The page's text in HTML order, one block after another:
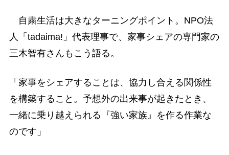
自粛生活は大きなターニングポイント。NPO法
人「tadaima!」代表理事で、家事シェアの専門家の
三木智有さんもこう語る。
「家事をシェアすることは、協力し合える関係性
を構築すること。予想外の出来事が起きたとき、
一緒に乗り越えられる『強い家族』を作る作業な
のです」